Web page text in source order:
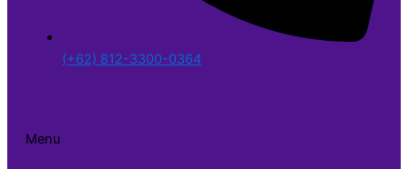
(+62) 812-3300-0364
Menu